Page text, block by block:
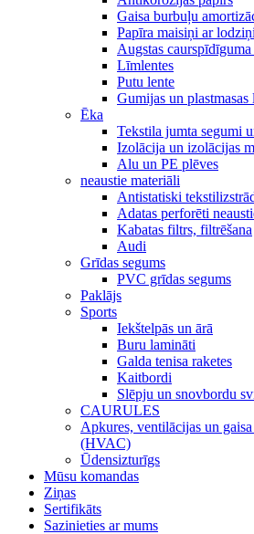
Gaisa burbuļu
Papīra maisiņi ar
Augstas
Līmlentes
Putu lente
Gumijas un plastmasas
Ēka
Tekstila jumta segumi
Izolācija un izolācijas
Alu un PE plēves
neaustie materiāli
Antistatiski
Adatas perforēti
Kabatas filtrs, filtrēšana
Audi
Grīdas segums
PVC grīdas segums
Paklājs
Sports
Iekštelpās un ārā
Buru lamināti
Galda tenisa raketes
Kaitbordi
Slēpju un snovbordu
CAURULES
Apkures, ventilācijas un
(HVAC)
Ūdensizturīgs
Mūsu komandas
Ziņas
Sertifikāts
Sazinieties ar mums